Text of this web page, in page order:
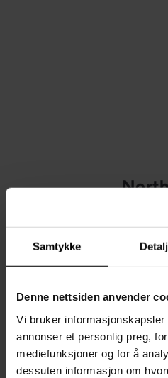
Samtykke
Denne nettsiden anvender
Vi bruker informasjonskapsler
annonser et personlig preg,
mediefunksjoner og for å
dessuten informasjon om